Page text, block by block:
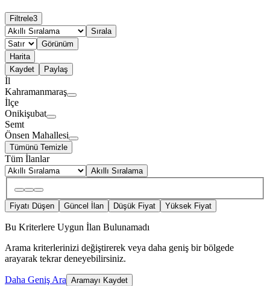
Filtrele3
Sırala
Görünüm
Harita
Kaydet
Paylaş
İl
Kahramanmaraş
İlçe
Onikişubat
Semt
Önsen Mahallesi
Tümünü Temizle
Tüm İlanlar
Akıllı Sıralama
Fiyatı Düşen Güncel İlan Düşük Fiyat Yüksek Fiyat
Bu Kriterlere Uygun İlan Bulunamadı
Arama kriterlerinizi değiştirerek veya daha geniş bir bölgede
arayarak tekrar deneyebilirsiniz.
Daha Geniş Ara Aramayı Kaydet